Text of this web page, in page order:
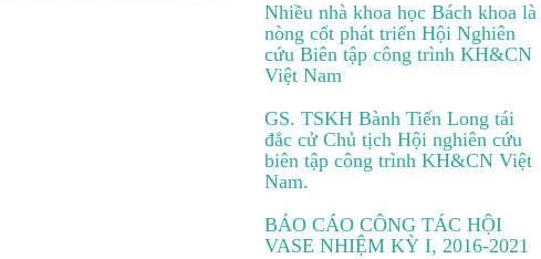
Nhiều nhà khoa học Bách khoa là
nòng cốt phát triển Hội Nghiên
cứu Biên tập công trình KH&CN
Việt Nam
GS. TSKH Bành Tiến Long tái
đắc cử Chủ tịch Hội nghiên cứu
biên tập công trình KH&CN Việt
Nam.
BÁO CÁO CÔNG TÁC HỘI
VASE NHIỆM KỲ I, 2016-2021